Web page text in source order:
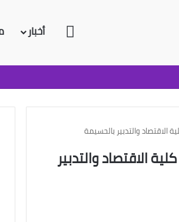
الرئيسية
أخبار
والتدبير بالحسيمة
الاقتصاد والتدبير